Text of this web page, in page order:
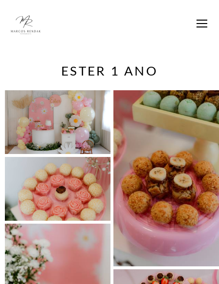
ESTER 1 ANO